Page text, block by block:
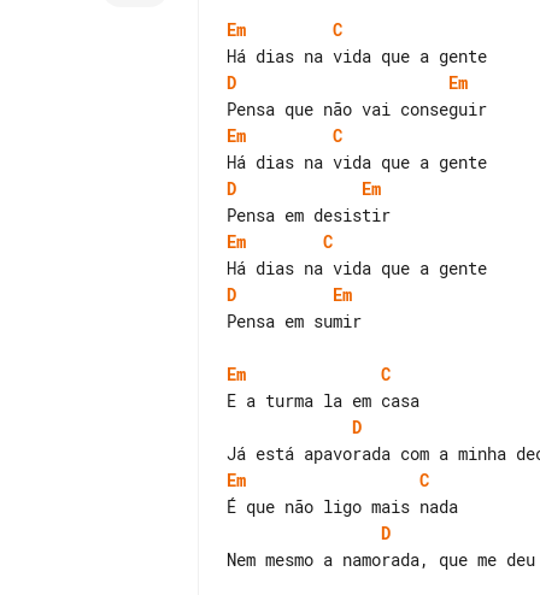
Em
C
D
Em
Em
C
D
Em
Em
C
D
Em
Pensa em sumir
Em
C
D
Em
C
D
Nem mesmo a namorada, que me